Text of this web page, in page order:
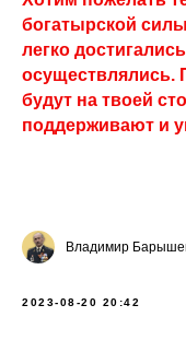
богатырской
легко
осуществлялись.
будут на твоей
поддерживают и
Владимир
2023-08-20 20:42